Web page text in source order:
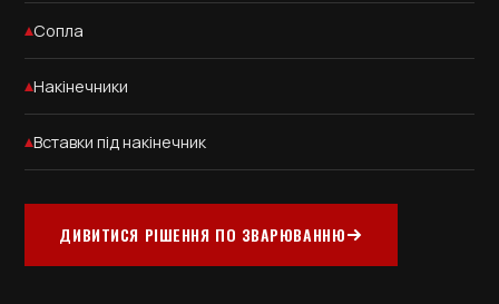
Сопла
Накінечники
Вставки під накінечник
ДИВИТИСЯ РІШЕННЯ ПО ЗВАРЮВАННЮ